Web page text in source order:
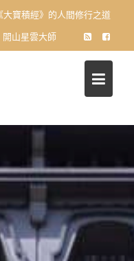
寶積經》的人間修行之道
開山星雲大師